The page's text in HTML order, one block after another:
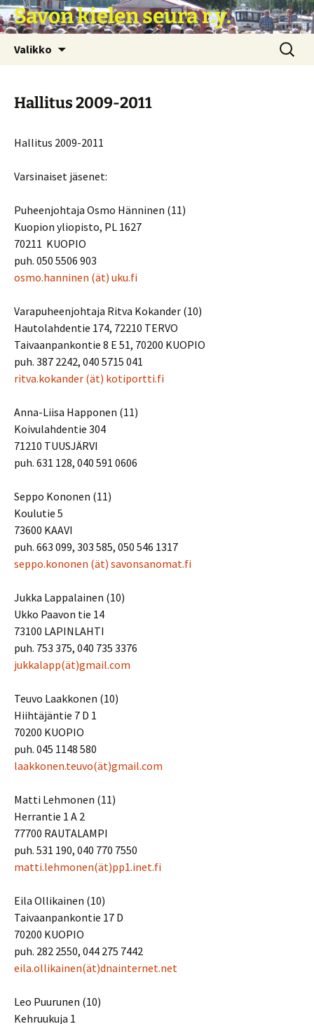
Siirry
sisältöön
Savon kielen seura r.y.
Valikko Haku:
Hallitus 2009-2011
Hallitus 2009-2011
Varsinaiset jäsenet:
Puheenjohtaja Osmo Hänninen (11)
Kuopion yliopisto, PL 1627
70211 KUOPIO
puh. 050 5506 903
osmo.hanninen (ät) uku.fi
Varapuheenjohtaja Ritva Kokander (10)
Hautolahdentie 174, 72210 TERVO
Taivaanpankontie 8 E 51, 70200 KUOPIO
puh. 387 2242, 040 5715 041
ritva.kokander (ät) kotiportti.fi
Anna-Liisa Happonen (11)
Koivulahdentie 304
71210 TUUSJÄRVI
puh. 631 128, 040 591 0606
Seppo Kononen (11)
Koulutie 5
73600 KAAVI
puh. 663 099, 303 585, 050 546 1317
seppo.kononen (ät) savonsanomat.fi
Jukka Lappalainen (10)
Ukko Paavon tie 14
73100 LAPINLAHTI
puh. 753 375, 040 735 3376
jukkalapp(ät)gmail.com
Teuvo Laakkonen (10)
Hiihtäjäntie 7 D 1
70200 KUOPIO
puh. 045 1148 580
laakkonen.teuvo(ät)gmail.com
Matti Lehmonen (11)
Herrantie 1 A 2
77700 RAUTALAMPI
puh. 531 190, 040 770 7550
matti.lehmonen(ät)pp1.inet.fi
Eila Ollikainen (10)
Taivaanpankontie 17 D
70200 KUOPIO
puh. 282 2550, 044 275 7442
eila.ollikainen(ät)dnainternet.net
Leo Puurunen (10)
Kehruukuja 1